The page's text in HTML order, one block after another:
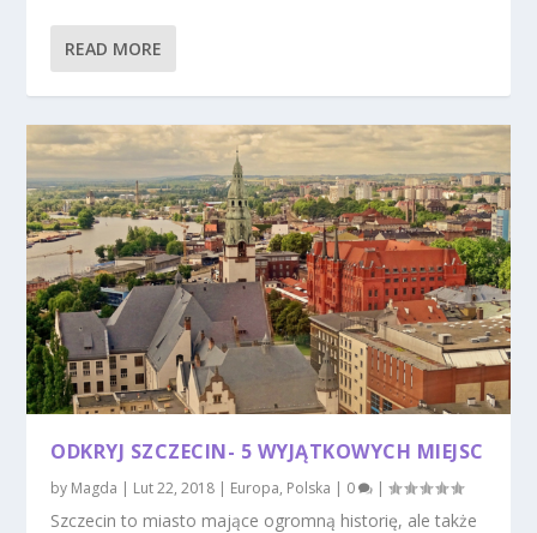
READ MORE
ODKRYJ SZCZECIN- 5 WYJĄTKOWYCH MIEJSC
by Magda | Lut 22, 2018 | Europa, Polska | 0 |
Szczecin to miasto mające ogromną historię, ale także